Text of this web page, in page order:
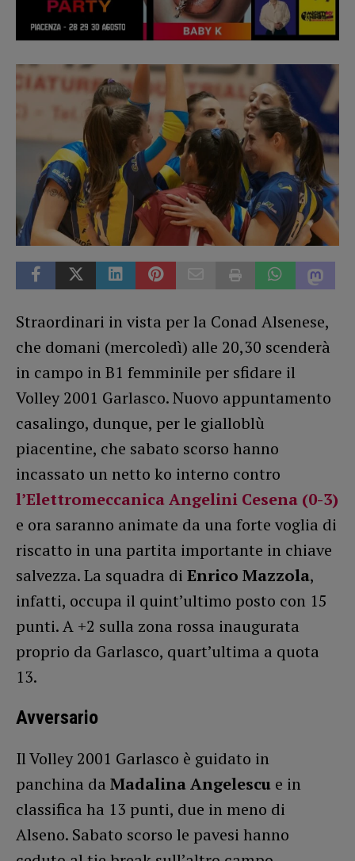
Straordinari in vista per la Conad Alsenese,
che domani (mercoledì) alle 20,30 scenderà
in campo in B1 femminile per sfidare il
Volley 2001 Garlasco. Nuovo appuntamento
casalingo, dunque, per le gialloblù
piacentine, che sabato scorso hanno
incassato un netto ko interno contro
l’Elettromeccanica Angelini Cesena (0-3)
e ora saranno animate da una forte voglia di
riscatto in una partita importante in chiave
salvezza. La squadra di Enrico Mazzola,
infatti, occupa il quint’ultimo posto con 15
punti. A +2 sulla zona rossa inaugurata
proprio da Garlasco, quart’ultima a quota
13.
Avversario
Il Volley 2001 Garlasco è guidato in
panchina da Madalina Angelescu e in
classifica ha 13 punti, due in meno di
Alseno. Sabato scorso le pavesi hanno